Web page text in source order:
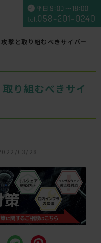
撃と取り組むべきサイバー
り組むべきサイ
03/28